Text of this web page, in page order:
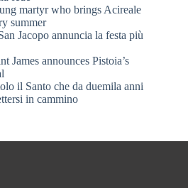
martyr who brings Acireale
summer
Jacopo annuncia la festa più
James announces Pistoia’s
il Santo che da duemila anni
in cammino